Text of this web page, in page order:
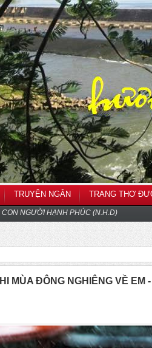
TRUYỆN NGẮN TRANG THƠ
NGƯỜI HẠNH PHÚC (N.H.D)
MÙA ĐÔNG NGHIÊNG VỀ